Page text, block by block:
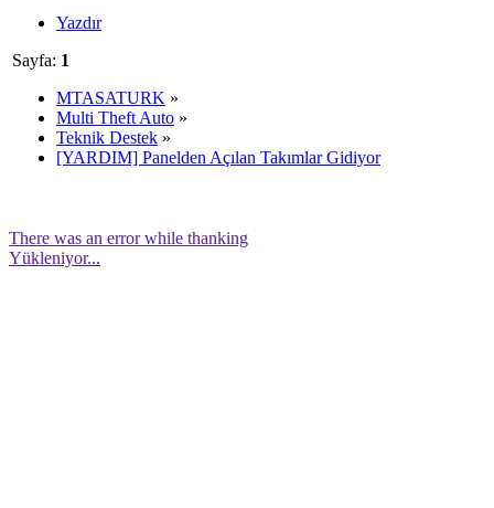
Yazdır
Sayfa: 1
MTASATURK »
Multi Theft Auto »
Teknik Destek »
[YARDIM] Panelden Açılan Takımlar Gidiyor
There was an error while thanking
Yükleniyor...